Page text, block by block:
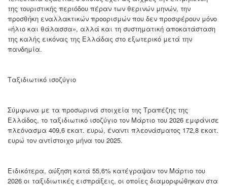
της τουριστικής περιόδου πέραν των θερινών μηνών, την
προσθήκη εναλλακτικών προορισμών που δεν προσφέρουν μόνο
«ήλιο και θάλασσα», αλλά και τη συστηματική αποκατάσταση
της καλής εικόνας της Ελλάδας στο εξωτερικό μετά την
πανδημία.
Ταξιδιωτικό ισοζύγιο
Σύμφωνα με τα προσωρινά στοιχεία της Τραπέζης της
Ελλάδος, το ταξιδιωτικό ισοζύγιο τον Μάρτιο του 2026 εμφάνισε
πλεόνασμα 409,6 εκατ. ευρώ, έναντι πλεονάσματος 172,8 εκατ.
ευρώ τον αντίστοιχο μήνα του 2025.
Ειδικότερα, αύξηση κατά 55,6% κατέγραψαν τον Μάρτιο του
2026 οι ταξιδιωτικές εισπράξεις, οι οποίες διαμορφώθηκαν στα